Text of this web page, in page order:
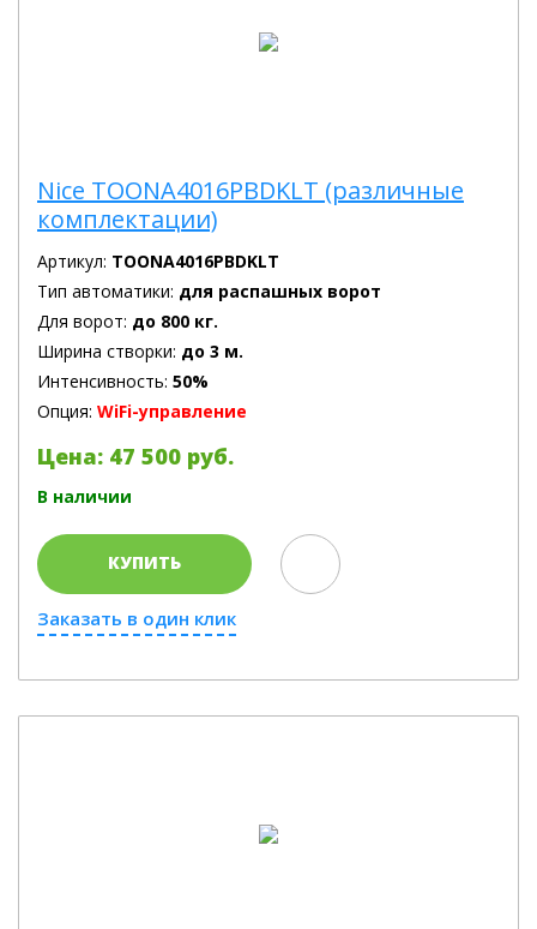
Nice TOONA4016PBDKLT (различные
комплектации)
Артикул: TOONA4016PBDKLT
Тип автоматики: для распашных ворот
Для ворот: до 800 кг.
Ширина створки: до 3 м.
Интенсивность: 50%
Опция: WiFi-управление
Цена: 47 500 руб.
В наличии
КУПИТЬ
Заказать в один клик